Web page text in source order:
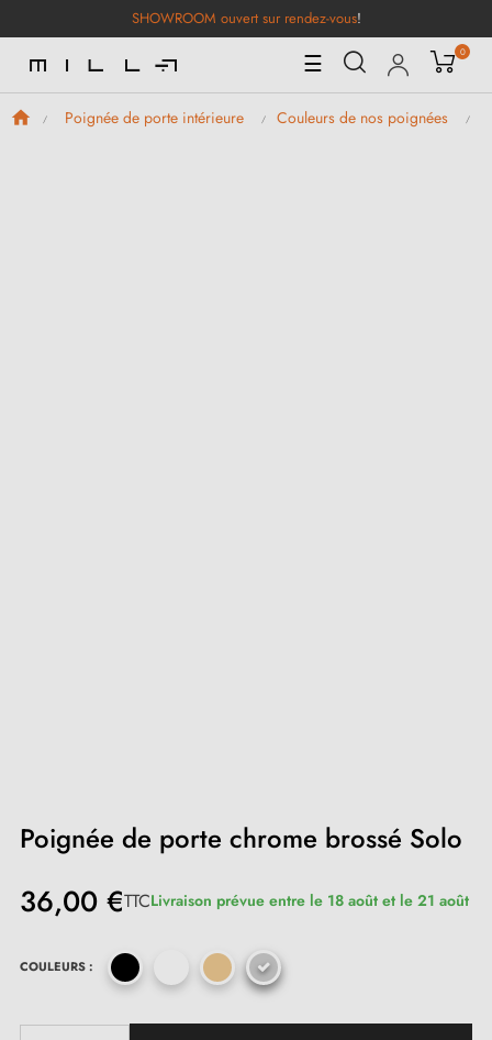
SHOWROOM ouvert sur rendez-vous!
Basculer
la
navigation
☰ 0
Poignée de porte intérieure Couleurs de nos poignées
Poignée de porte chrome brossé Solo
36,00 €TTCLivraison prévue entre le 18 août et le 21 août
COULEURS :